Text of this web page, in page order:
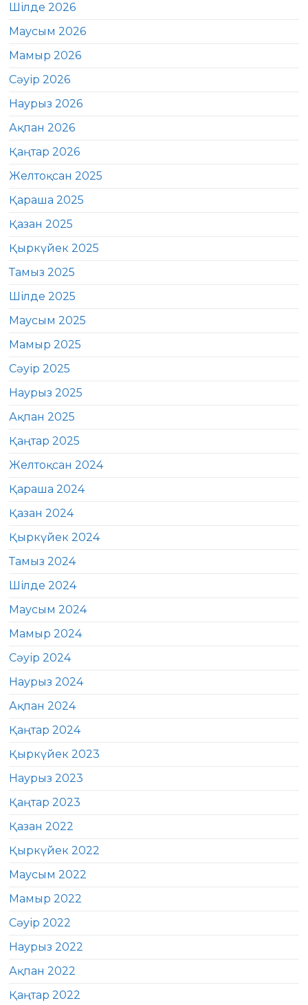
Шілде 2026
Маусым 2026
Мамыр 2026
Сәуір 2026
Наурыз 2026
Ақпан 2026
Қаңтар 2026
Желтоқсан 2025
Қараша 2025
Қазан 2025
Қыркүйек 2025
Тамыз 2025
Шілде 2025
Маусым 2025
Мамыр 2025
Сәуір 2025
Наурыз 2025
Ақпан 2025
Қаңтар 2025
Желтоқсан 2024
Қараша 2024
Қазан 2024
Қыркүйек 2024
Тамыз 2024
Шілде 2024
Маусым 2024
Мамыр 2024
Сәуір 2024
Наурыз 2024
Ақпан 2024
Қаңтар 2024
Қыркүйек 2023
Наурыз 2023
Қаңтар 2023
Қазан 2022
Қыркүйек 2022
Маусым 2022
Мамыр 2022
Сәуір 2022
Наурыз 2022
Ақпан 2022
Қаңтар 2022